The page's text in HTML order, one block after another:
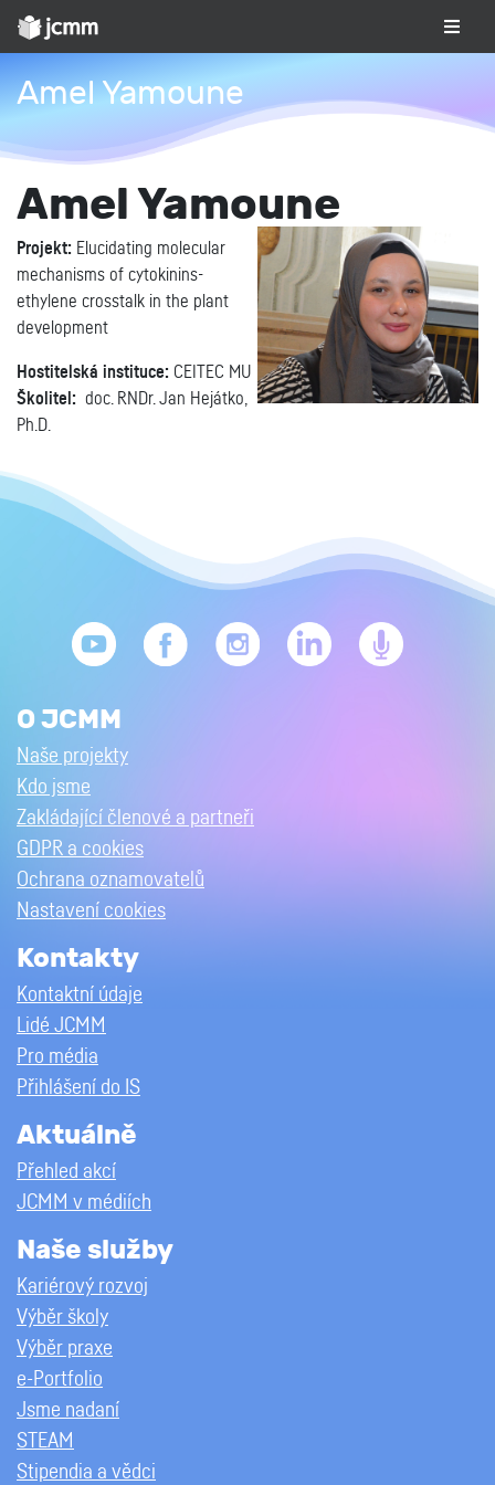
Amel Yamoune
Amel Yamoune
Projekt: Elucidating molecular
mechanisms of cytokinins-
ethylene crosstalk in the plant
development
Hostitelská instituce: CEITEC MU
Školitel: doc. RNDr. Jan Hejátko,
Ph.D.
O JCMM
Naše projekty
Kdo jsme
Zakládající členové a partneři
GDPR a cookies
Ochrana oznamovatelů
Nastavení cookies
Kontakty
Kontaktní údaje
Lidé JCMM
Pro média
Přihlášení do IS
Aktuálně
Přehled akcí
JCMM v médiích
Naše služby
Kariérový rozvoj
Výběr školy
Výběr praxe
e-Portfolio
Jsme nadaní
STEAM
Stipendia a vědci